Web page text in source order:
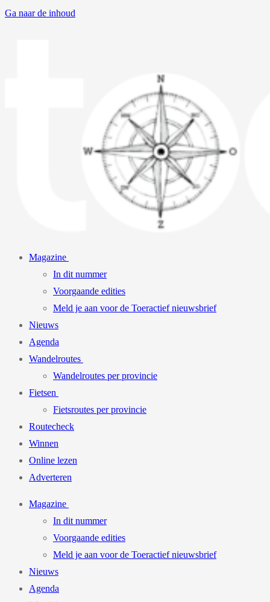
Ga naar de inhoud
Magazine
In dit nummer
Voorgaande edities
Meld je aan voor de Toeractief nieuwsbrief
Nieuws
Agenda
Wandelroutes
Wandelroutes per provincie
Fietsen
Fietsroutes per provincie
Routecheck
Winnen
Online lezen
Adverteren
Magazine
In dit nummer
Voorgaande edities
Meld je aan voor de Toeractief nieuwsbrief
Nieuws
Agenda